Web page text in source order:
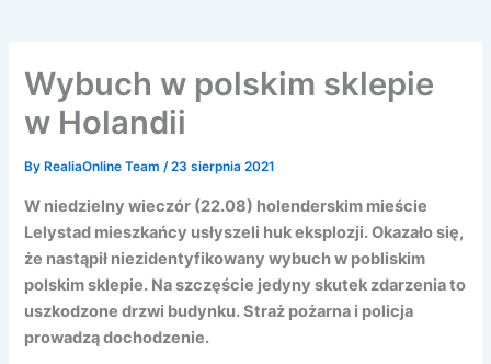
Wybuch w polskim sklepie
w Holandii
By RealiaOnline Team/23 sierpnia 2021
W niedzielny wieczór (22.08) holenderskim mieście
Lelystad mieszkańcy usłyszeli huk eksplozji. Okazało się,
że nastąpił niezidentyfikowany wybuch w pobliskim
polskim sklepie. Na szczęście jedyny skutek zdarzenia to
uszkodzone drzwi budynku. Straż pożarna i policja
prowadzą dochodzenie.